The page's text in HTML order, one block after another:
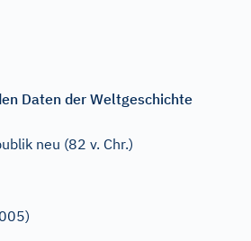
Daten der Weltgeschichte
neu (82 v. Chr.)